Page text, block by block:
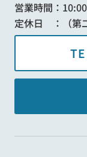
営業時間：
定休日 ：（第